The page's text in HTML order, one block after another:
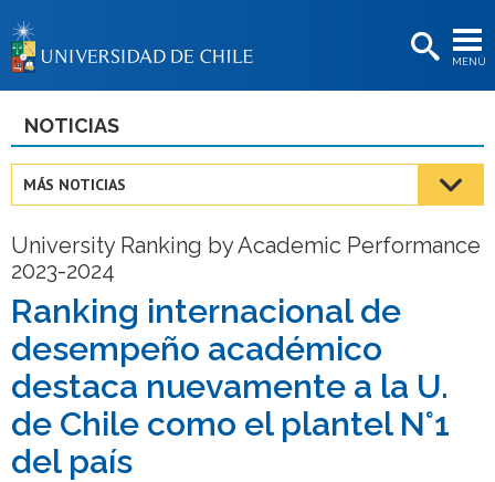
MENÚ
BIBLIOTECAS
Estudiantes
Académicas/os
Funcionarias/os
Egresadas/os
NOTICIAS
MÁS NOTICIAS
University Ranking by Academic Performance
2023-2024
Ranking internacional de
desempeño académico
destaca nuevamente a la U.
de Chile como el plantel N°1
del país